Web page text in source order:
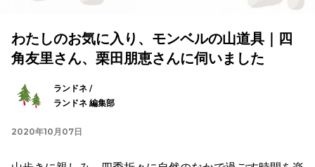
わたしのお気に入り、モンベルの山道具｜四
角友里さん、栗田朋恵さんに伺いました
ランドネ /
ランドネ 編集部
2020年10月07日